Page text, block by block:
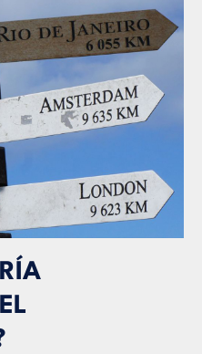
de origen y quieres
en el extranjero, debes
en el extranjero sean